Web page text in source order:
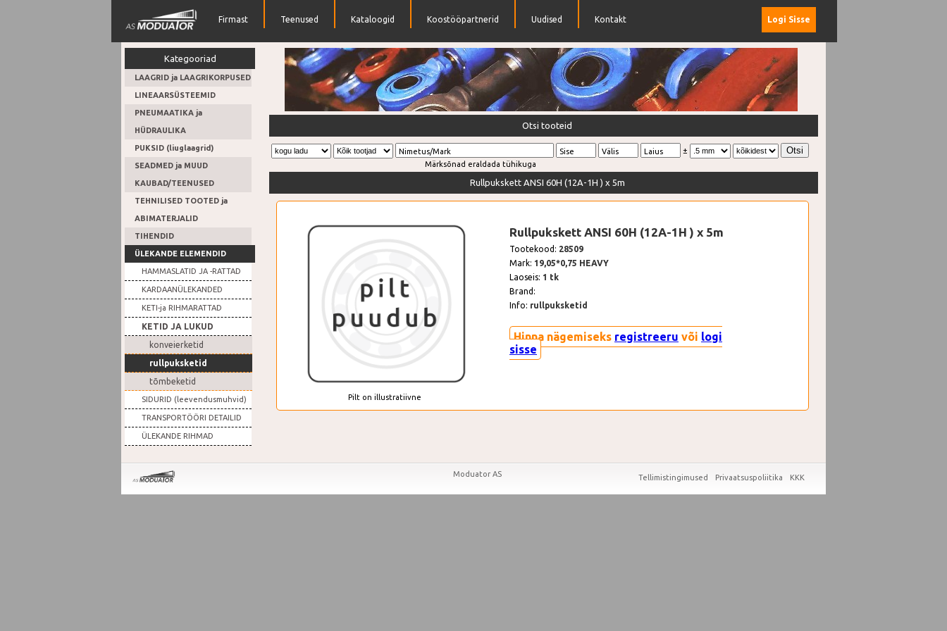
Firmast Teenused Kataloogid Koostööpartnerid Uudised Kontakt Logi Sisse
Kategooriad
LAAGRID ja LAAGRIKORPUSED
LINEAARSÜSTEEMID
PNEUMAATIKA ja
HÜDRAULIKA
PUKSID (liuglaagrid)
SEADMED ja MUUD
KAUBAD/TEENUSED
TEHNILISED TOOTED ja
ABIMATERJALID
TIHENDID
ÜLEKANDE ELEMENDID
HAMMASLATID JA -RATTAD
KARDAANÜLEKANDED
KETI-ja RIHMARATTAD
KETID JA LUKUD
konveierketid
rullpuksketid
tõmbeketid
SIDURID (leevendusmuhvid)
TRANSPORTÖÖRI DETAILID
ÜLEKANDE RIHMAD
Otsi tooteid
Nimetus/Mark Sise Välis Laius
±
Märksõnad eraldada tühikuga
Rullpukskett ANSI 60H (12A-1H ) x 5m
Pilt on illustratiivne
Rullpukskett ANSI 60H (12A-1H ) x 5m
Tootekood: 28509
Mark: 19,05*0,75 HEAVY
Laoseis: 1 tk
Brand:
Info: rullpuksketid
Hinna nägemiseks registreeru või logi
sisse
Moduator AS Tellimistingimused Privaatsuspoliitika KKK